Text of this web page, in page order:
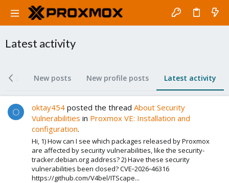
Latest activity
New posts New profile posts Latest activity
O oktay454 posted the thread About Security
Vulnerabilities in Proxmox VE: Installation and
configuration.
Hi, 1) How can I see which packages released by Proxmox
are affected by security vulnerabilities, like the security-
tracker.debian.org address? 2) Have these security
vulnerabilities been closed? CVE‑2026‑46316
https://github.com/V4bel/ITScape...